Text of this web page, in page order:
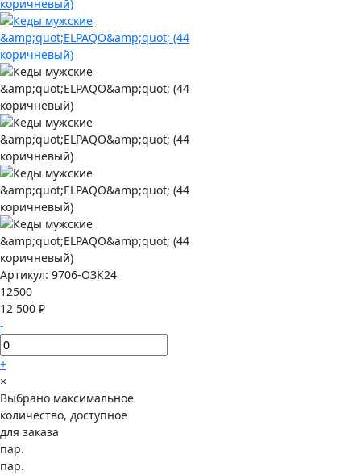
Артикул: 9706-ОЗК24
12500
12 500 ₽
-
+
×
Выбрано максимальное
количество, доступное
для заказа
пар.
пар.